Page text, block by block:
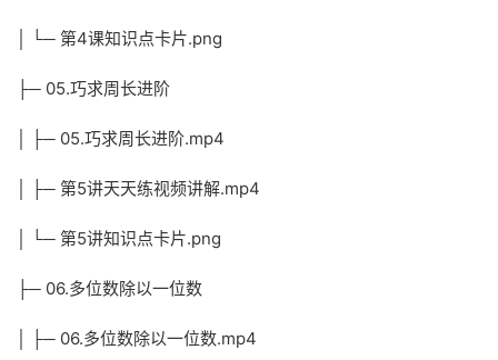
│ └─ 第4课知识点卡片.png
├─ 05.巧求周长进阶
│ ├─ 05.巧求周长进阶.mp4
│ ├─ 第5讲天天练视频讲解.mp4
│ └─ 第5讲知识点卡片.png
├─ 06.多位数除以一位数
│ ├─ 06.多位数除以一位数.mp4